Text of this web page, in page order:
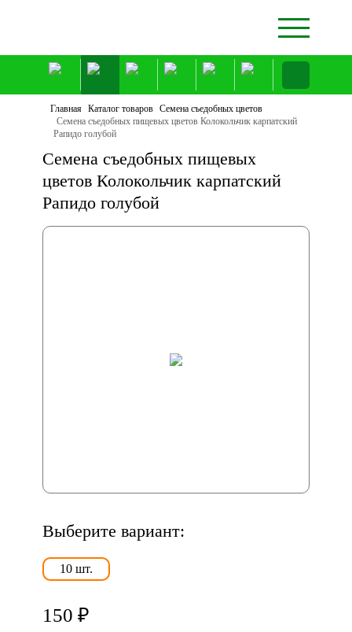
Главная Каталог товаров Семена съедобных цветов
Семена съедобных пищевых цветов Колокольчик карпатский
Рапидо голубой
Семена съедобных пищевых
цветов Колокольчик карпатский
Рапидо голубой
Выберите вариант:
10 шт.
150 ₽